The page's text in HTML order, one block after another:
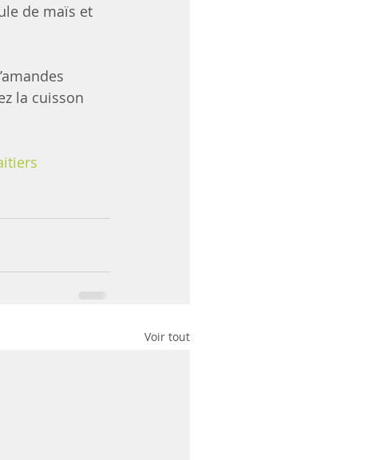
de maïs et
la cuisson
Voir tout